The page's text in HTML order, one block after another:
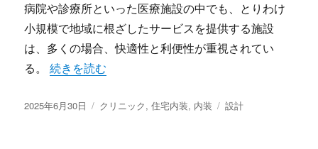
病院や診療所といった医療施設の中でも、とりわけ
小規模で地域に根ざしたサービスを提供する施設
は、多くの場合、快適性と利便性が重視されてい
る。“患者とスタッフに優しい空間をめざしたクリニッ
続きを読む
投
2025年6月30日
カ
クリニック,住宅内装, 内装
タ
設計